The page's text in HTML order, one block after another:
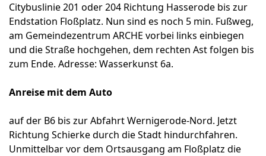
Citybuslinie 201 oder 204 Richtung Hasserode bis zur
Endstation Floßplatz. Nun sind es noch 5 min. Fußweg,
am Gemeindezentrum ARCHE vorbei links einbiegen
und die Straße hochgehen, dem rechten Ast folgen bis
zum Ende. Adresse: Wasserkunst 6a.
Anreise mit dem Auto
auf der B6 bis zur Abfahrt Wernigerode-Nord. Jetzt
Richtung Schierke durch die Stadt hindurchfahren.
Unmittelbar vor dem Ortsausgang am Floßplatz die